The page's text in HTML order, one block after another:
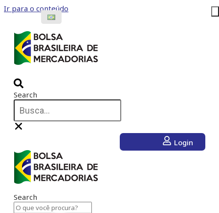
Ir para o conteúdo
Search
Login
Search